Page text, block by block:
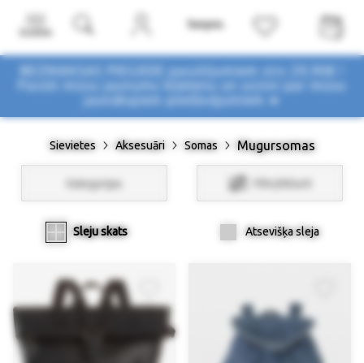
BEZMAKSAS PIEGĀDE pasūtījumiem virs 29,90€ !
Pasūti mūsu jaunumu biļetenu un uzzini par mūsu
Sievietes Aksesuāri Somas Mugursomas
Kategorijas Filtri/Atlasīt
Sleju skats Atsevišķa sleja